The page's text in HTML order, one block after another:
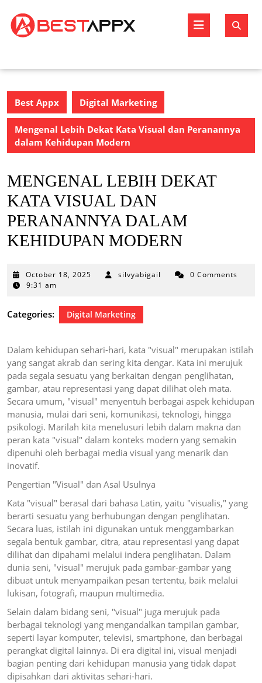
content
Open
Best Appx Digital Marketing
Mengenal Lebih Dekat Kata Visual dan Peranannya
dalam Kehidupan Modern
MENGENAL LEBIH DEKAT
KATA VISUAL DAN
PERANANNYA DALAM
KEHIDUPAN MODERN
October 18, 2025 Octobersilvyabigail
0 Comments
9:31 am
Categories: Digital Marketing
Dalam kehidupan sehari-hari, kata "visual" merupakan istilah
yang sangat akrab dan sering kita dengar. Kata ini merujuk
pada segala sesuatu yang berkaitan dengan penglihatan,
gambar, atau representasi yang dapat dilihat oleh mata.
Secara umum, "visual" menyentuh berbagai aspek kehidupan
manusia, mulai dari seni, komunikasi, teknologi, hingga
psikologi. Marilah kita menelusuri lebih dalam makna dan
peran kata "visual" dalam konteks modern yang semakin
dipenuhi oleh berbagai media visual yang menarik dan
inovatif.
Pengertian "Visual" dan Asal Usulnya
Kata "visual" berasal dari bahasa Latin, yaitu "visualis," yang
berarti sesuatu yang berhubungan dengan penglihatan.
Secara luas, istilah ini digunakan untuk menggambarkan
segala bentuk gambar, citra, atau representasi yang dapat
dilihat dan dipahami melalui indera penglihatan. Dalam
dunia seni, "visual" merujuk pada gambar-gambar yang
dibuat untuk menyampaikan pesan tertentu, baik melalui
lukisan, fotografi, maupun multimedia.
Selain dalam bidang seni, "visual" juga merujuk pada
berbagai teknologi yang mengandalkan tampilan gambar,
seperti layar komputer, televisi, smartphone, dan berbagai
perangkat digital lainnya. Di era digital ini, visual menjadi
bagian penting dari kehidupan manusia yang tidak dapat
dipisahkan dari aktivitas sehari-hari.